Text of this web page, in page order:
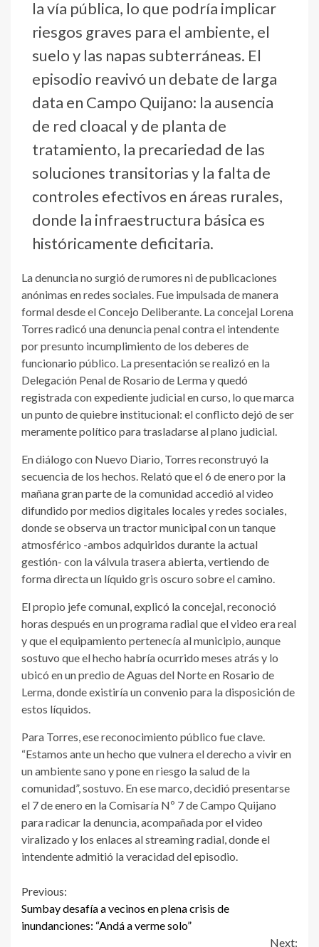
la vía pública, lo que podría implicar
riesgos graves para el ambiente, el
suelo y las napas subterráneas. El
episodio reavivó un debate de larga
data en Campo Quijano: la ausencia
de red cloacal y de planta de
tratamiento, la precariedad de las
soluciones transitorias y la falta de
controles efectivos en áreas rurales,
donde la infraestructura básica es
históricamente deficitaria.
La denuncia no surgió de rumores ni de publicaciones
anónimas en redes sociales. Fue impulsada de manera
formal desde el Concejo Deliberante. La concejal Lorena
Torres radicó una denuncia penal contra el intendente
por presunto incumplimiento de los deberes de
funcionario público. La presentación se realizó en la
Delegación Penal de Rosario de Lerma y quedó
registrada con expediente judicial en curso, lo que marca
un punto de quiebre institucional: el conflicto dejó de ser
meramente político para trasladarse al plano judicial.
En diálogo con Nuevo Diario, Torres reconstruyó la
secuencia de los hechos. Relató que el 6 de enero por la
mañana gran parte de la comunidad accedió al video
difundido por medios digitales locales y redes sociales,
donde se observa un tractor municipal con un tanque
atmosférico -ambos adquiridos durante la actual
gestión- con la válvula trasera abierta, vertiendo de
forma directa un líquido gris oscuro sobre el camino.
El propio jefe comunal, explicó la concejal, reconoció
horas después en un programa radial que el video era real
y que el equipamiento pertenecía al municipio, aunque
sostuvo que el hecho habría ocurrido meses atrás y lo
ubicó en un predio de Aguas del Norte en Rosario de
Lerma, donde existiría un convenio para la disposición de
estos líquidos.
Para Torres, ese reconocimiento público fue clave.
“Estamos ante un hecho que vulnera el derecho a vivir en
un ambiente sano y pone en riesgo la salud de la
comunidad”, sostuvo. En ese marco, decidió presentarse
el 7 de enero en la Comisaría Nº 7 de Campo Quijano
para radicar la denuncia, acompañada por el video
viralizado y los enlaces al streaming radial, donde el
intendente admitió la veracidad del episodio.
Continue
Reading
Previous:
Sumbay desafía a vecinos en plena crisis de
inundanciones: “Andá a verme solo”
Next: